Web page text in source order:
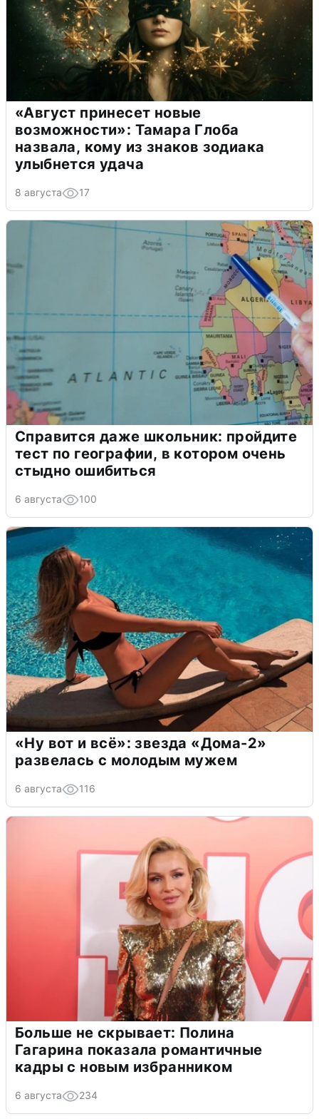
«Август принесет новые
возможности»: Тамара Глоба
назвала, кому из знаков зодиака
улыбнется удача
8 августа 17
Справится даже школьник: пройдите
тест по географии, в котором очень
стыдно ошибиться
6 августа 100
«Ну вот и всё»: звезда «Дома-2»
развелась с молодым мужем
6 августа 116
Больше не скрывает: Полина
Гагарина показала романтичные
кадры с новым избранником
6 августа 234